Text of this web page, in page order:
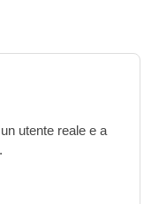
utente reale e a